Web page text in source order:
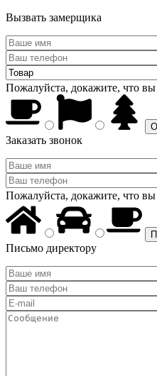
Вызвать замерщика
Пожалуйста, докажите, что
Заказать звонок
Пожалуйста, докажите, что
Письмо директору